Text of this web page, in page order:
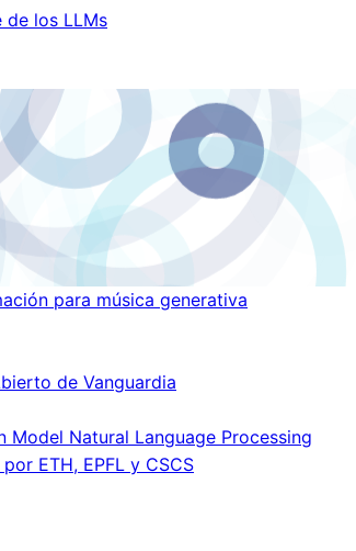
los LLMs
para música generativa
de Vanguardia
Model Natural Language Processing
ETH, EPFL y CSCS